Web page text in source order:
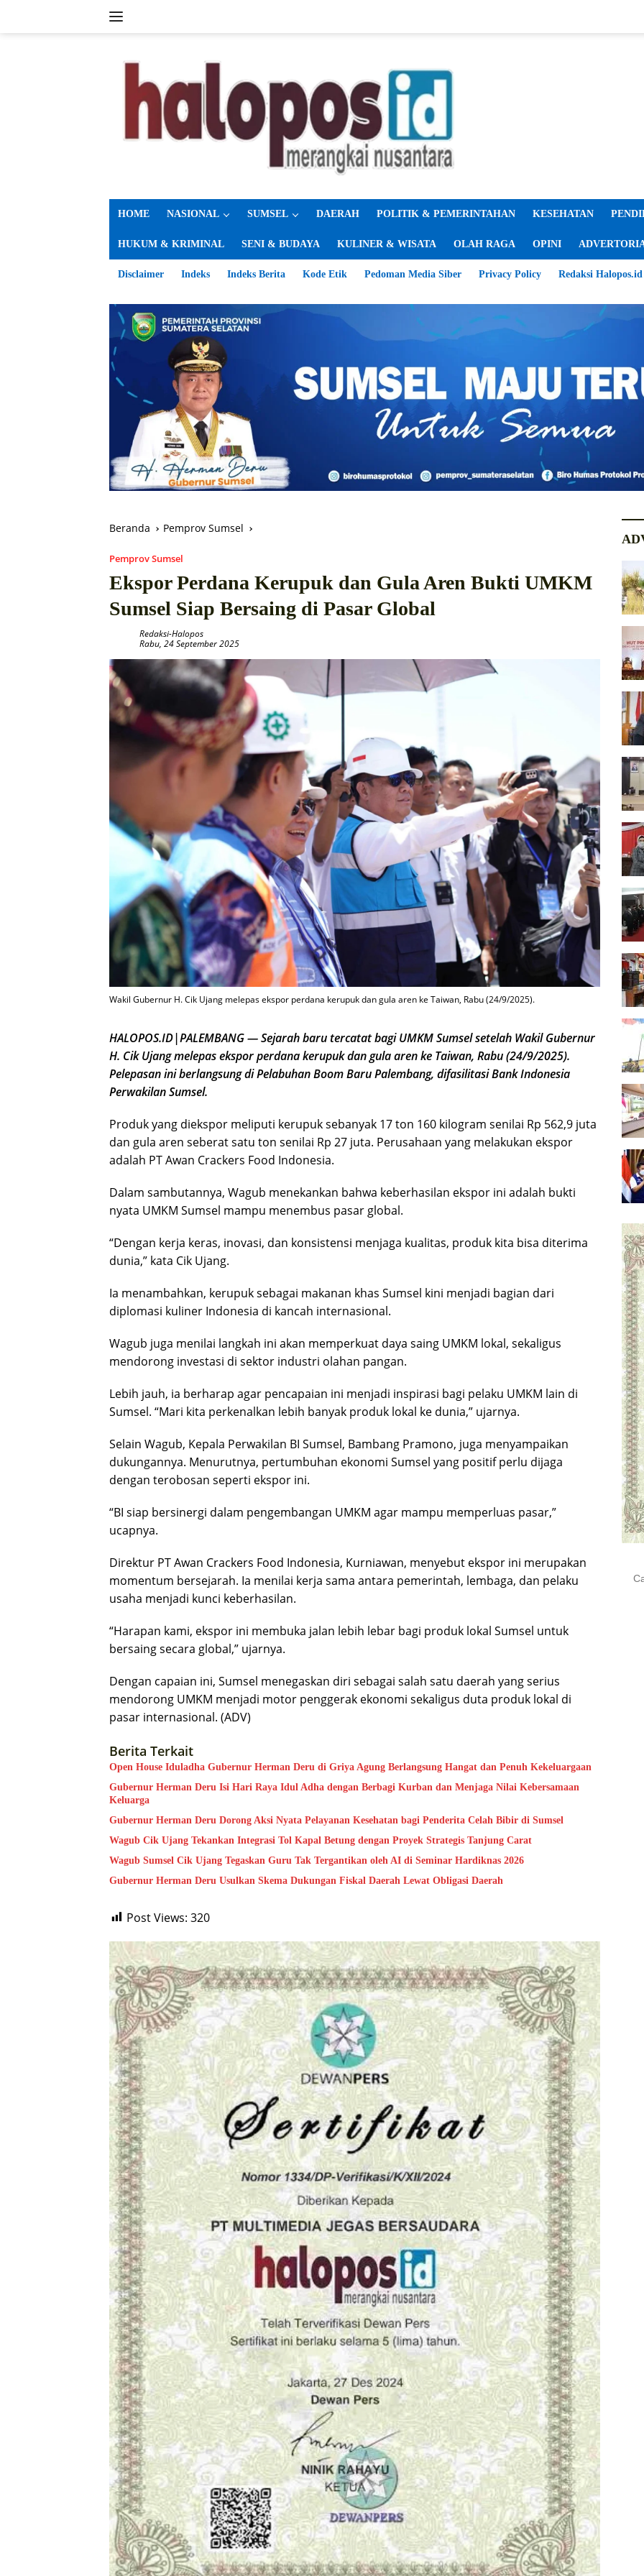
HOME NASIONAL SUMSEL DAERAH POLITIK & PEMERINTAHAN KESEHATAN
HUKUM & KRIMINAL SENI & BUDAYA KULINER & WISATA OLAH RAGA OPINI
Disclaimer Indeks Indeks Berita Kode Etik Pedoman Media Siber Privacy Policy Redaksi Halopos.id
Beranda Pemprov Sumsel
Pemprov Sumsel
Ekspor Perdana Kerupuk dan Gula Aren Bukti UMKM
Sumsel Siap Bersaing di Pasar Global
Redaksi-Halopos
Rabu, 24 September 2025
Wakil Gubernur H. Cik Ujang melepas ekspor perdana kerupuk dan gula aren ke Taiwan, Rabu (24/9/2025).
HALOPOS.ID|PALEMBANG — Sejarah baru tercatat bagi UMKM Sumsel setelah Wakil Gubernur
H. Cik Ujang melepas ekspor perdana kerupuk dan gula aren ke Taiwan, Rabu (24/9/2025).
Pelepasan ini berlangsung di Pelabuhan Boom Baru Palembang, difasilitasi Bank Indonesia
Perwakilan Sumsel.
Produk yang diekspor meliputi kerupuk sebanyak 17 ton 160 kilogram senilai Rp 562,9 juta
dan gula aren seberat satu ton senilai Rp 27 juta. Perusahaan yang melakukan ekspor
adalah PT Awan Crackers Food Indonesia.
Dalam sambutannya, Wagub menekankan bahwa keberhasilan ekspor ini adalah bukti
nyata UMKM Sumsel mampu menembus pasar global.
“Dengan kerja keras, inovasi, dan konsistensi menjaga kualitas, produk kita bisa diterima
dunia,” kata Cik Ujang.
Ia menambahkan, kerupuk sebagai makanan khas Sumsel kini menjadi bagian dari
diplomasi kuliner Indonesia di kancah internasional.
Wagub juga menilai langkah ini akan memperkuat daya saing UMKM lokal, sekaligus
mendorong investasi di sektor industri olahan pangan.
Lebih jauh, ia berharap agar pencapaian ini menjadi inspirasi bagi pelaku UMKM lain di
Sumsel. “Mari kita perkenalkan lebih banyak produk lokal ke dunia,” ujarnya.
Selain Wagub, Kepala Perwakilan BI Sumsel, Bambang Pramono, juga menyampaikan
dukungannya. Menurutnya, pertumbuhan ekonomi Sumsel yang positif perlu dijaga
dengan terobosan seperti ekspor ini.
“BI siap bersinergi dalam pengembangan UMKM agar mampu memperluas pasar,”
ucapnya.
Direktur PT Awan Crackers Food Indonesia, Kurniawan, menyebut ekspor ini merupakan
momentum bersejarah. Ia menilai kerja sama antara pemerintah, lembaga, dan pelaku
usaha menjadi kunci keberhasilan.
“Harapan kami, ekspor ini membuka jalan lebih lebar bagi produk lokal Sumsel untuk
bersaing secara global,” ujarnya.
Dengan capaian ini, Sumsel menegaskan diri sebagai salah satu daerah yang serius
mendorong UMKM menjadi motor penggerak ekonomi sekaligus duta produk lokal di
pasar internasional. (ADV)
Berita Terkait
Open House Iduladha Gubernur Herman Deru di Griya Agung Berlangsung Hangat dan Penuh Kekeluargaan
Gubernur Herman Deru Isi Hari Raya Idul Adha dengan Berbagi Kurban dan Menjaga Nilai Kebersamaan
Keluarga
Gubernur Herman Deru Dorong Aksi Nyata Pelayanan Kesehatan bagi Penderita Celah Bibir di Sumsel
Wagub Cik Ujang Tekankan Integrasi Tol Kapal Betung dengan Proyek Strategis Tanjung Carat
Wagub Sumsel Cik Ujang Tegaskan Guru Tak Tergantikan oleh AI di Seminar Hardiknas 2026
Gubernur Herman Deru Usulkan Skema Dukungan Fiskal Daerah Lewat Obligasi Daerah
Post Views: 320